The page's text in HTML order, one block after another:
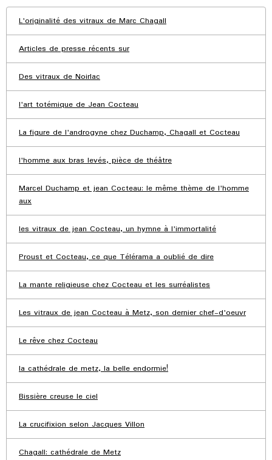
L'originalité des vitraux de Marc Chagall
Articles de presse récents sur
Des vitraux de Noirlac
l'art totémique de Jean Cocteau
La figure de l'androgyne chez Duchamp, Chagall et Cocteau
l'homme aux bras levés, pièce de théâtre
Marcel Duchamp et jean Cocteau: le même thème de l'homme
aux
les vitraux de jean Cocteau, un hymne à l'immortalité
Proust et Cocteau, ce que Télérama a oublié de dire
La mante religieuse chez Cocteau et les surréalistes
Les vitraux de jean Cocteau à Metz, son dernier chef-d'oeuvr
Le rêve chez Cocteau
la cathédrale de metz, la belle endormie!
Bissière creuse le ciel
La crucifixion selon Jacques Villon
Chagall: cathédrale de Metz